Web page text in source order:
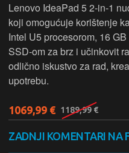
Lenovo IdeaPad 5 2‑in‑1
koji omogućuje korištenje
Intel U5 procesorom, 16
SSD‑om za brz i učinkovit
odlično iskustvo za rad,
upotrebu.
1069,99 € 1189,99 €
ZADNJI KOMENTARI NA